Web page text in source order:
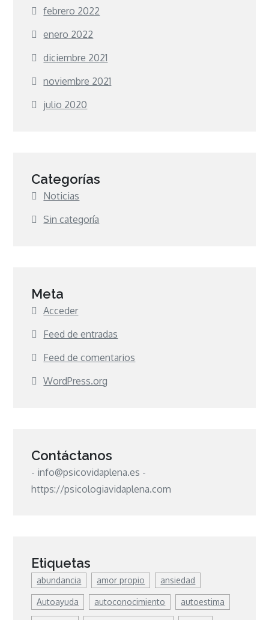
febrero 2022
enero 2022
diciembre 2021
noviembre 2021
julio 2020
Categorías
Noticias
Sin categoría
Meta
Acceder
Feed de entradas
Feed de comentarios
WordPress.org
Contáctanos
- info@psicovidaplena.es -
https://psicologiavidaplena.com
Etiquetas
abundancia amor propio ansiedad
Autoayuda autoconocimiento autoestima